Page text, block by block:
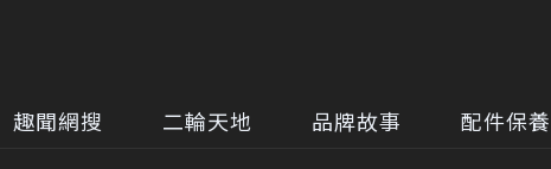
趣聞網搜 二輪天地 品牌故事 配件保養